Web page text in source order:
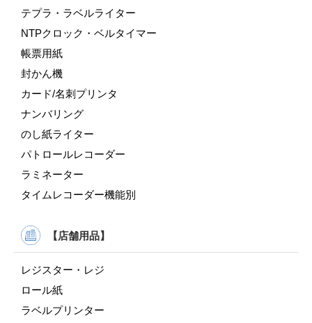
テプラ・ラベルライター
NTPクロック・ベルタイマー
帳票用紙
封かん機
カード/名刺プリンタ
ナンバリング
のし紙ライター
パトロールレコーダー
ラミネーター
タイムレコーダー機能別
【店舗用品】
レジスター・レジ
ロール紙
ラベルプリンター